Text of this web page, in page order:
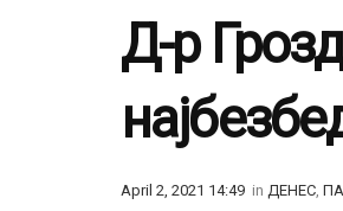
Д-р
April 2, 2021 14:49 in ДЕНЕС,